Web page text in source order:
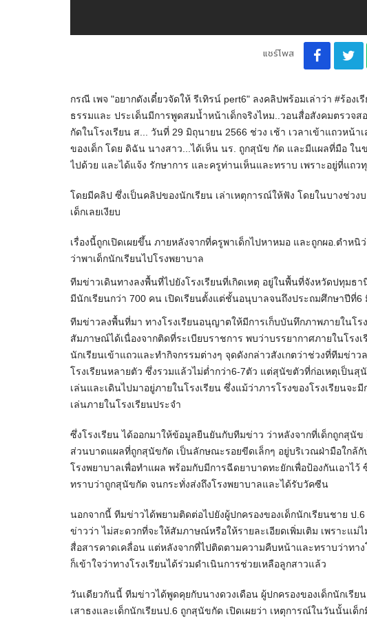
แชร์โพส
กรณี เพจ "อยากดังเดี๋ยวจัดให้ รีเทิรน์ pert6" ลงคลิปพร้อมเล่าว่า #ร้อ
ธรรมและ ประเด็นมีการพูดสมน้ำหน้าเด็กจริงไหม..วอนสื่อสังคมตรวจ
กัดในโรงเรียน ส... วันที่ 29 มิถุนายน 2566 ช่วง เช้า เวลาเข้าแถวหน้า
ของเด็ก โดย ดิฉัน นางสาว...ได้เห็น นร. ถูกสุนัข กัด และมีแผลที่มือ ใน
ไปด้วย และได้แจ้ง รักษาการ และครูท่านเห็นและทราบ เพราะอยู่ที่แถ
โดยมีคลิป ซึ่งเป็นคลิปของนักเรียน เล่าเหตุการณ์ให้ฟัง โดยในบางช่ว
เด็กเลยเงียบ
เรื่องนี้ถูกเปิดเผยขึ้น ภายหลังจากที่ครูพาเด็กไปหาหมอ และถูกผอ.ตำห
ว่าพาเด็กนักเรียนไปโรงพยาบาล
ทีมข่าวเดินทางลงพื้นที่ไปยังโรงเรียนที่เกิดเหตุ อยู่ในพื้นที่จังหวัดปทุมธ
มีนักเรียนกว่า 700 คน เปิดเรียนตั้งแต่ชั้นอนุบาลจนถึงประถมศึกษาปีที่
ทีมข่าวลงพื้นที่มา ทางโรงเรียนอนุญาตให้มีการเก็บบันทึกภาพภายในโร
สัมภาษณ์ได้เนื่องจากติดที่ระเบียบราชการ พบว่าบรรยากาศภายในโรง
นักเรียนเข้าแถวและทำกิจกรรมต่างๆ จุดดังกล่าวสังเกตว่าช่วงที่ทีมข่า
โรงเรียนหลายตัว ซึ่งรวมแล้วไม่ต่ำกว่า6-7ตัว แต่สุนัขตัวที่ก่อเหตุเป็น
เล่นและเดินไปมาอยู่ภายในโรงเรียน ซึ่งแม้ว่าภารโรงของโรงเรียนจ
เล่นภายในโรงเรียนประจำ
ซึ่งโรงเรียน ได้ออกมาให้ข้อมูลยืนยันกับทีมข่าว ว่าหลังจากที่เด็กถูกสุนั
ส่วนบาดแผลที่ถูกสุนัขกัด เป็นลักษณะรอยขีดเล็กๆ อยู่บริเวณฝ่ามือใกล้กั
โรงพยาบาลเพื่อทำแผล พร้อมกับมีการฉีดยาบาดทะยักเพื่อป้องกันเอาไว้
ทราบว่าถูกสุนัขกัด จนกระทั่งส่งถึงโรงพยาบาลและได้รับวัคซีน
นอกจากนี้ ทีมข่าวได้พยามติดต่อไปยังผู้ปกครองของเด็กนักเรียนชาย ป
ข่าวว่า ไม่สะดวกที่จะให้สัมภาษณ์หรือให้รายละเอียดเพิ่มเติม เพราะแม่
สื่อสารคาดเคลื่อน แต่หลังจากที่ไปติดตามความคืบหน้าและทราบว่าทา
ก็เข้าใจว่าทางโรงเรียนได้ร่วมดำเนินการช่วยเหลือลูกสาวแล้ว
วันเดียวกันนี้ ทีมข่าวได้พูดคุยกับนางดวงเดือน ผู้ปกครองของเด็กนักเรี
เสาธงและเด็กนักเรียนป.6 ถูกสุนัขกัด เปิดเผยว่า เหตุการณ์ในวันนั้นเด็